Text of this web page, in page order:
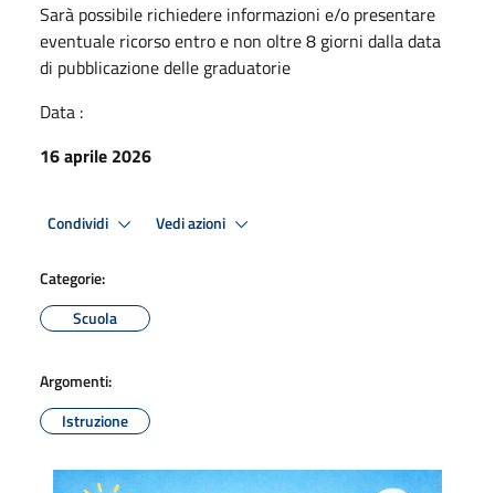
Sarà possibile richiedere informazioni e/o presentare
eventuale ricorso entro e non oltre 8 giorni dalla data
di pubblicazione delle graduatorie
Data :
16 aprile 2026
Condividi Vedi azioni
Categorie:
Scuola
Argomenti:
Istruzione